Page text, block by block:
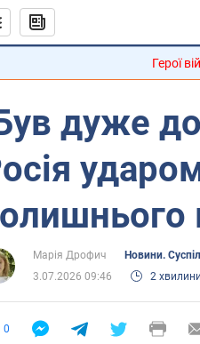
Герої
дуже
Марія Дрофич
Новини.
3.07.2026 09:46
2 хвилини
0